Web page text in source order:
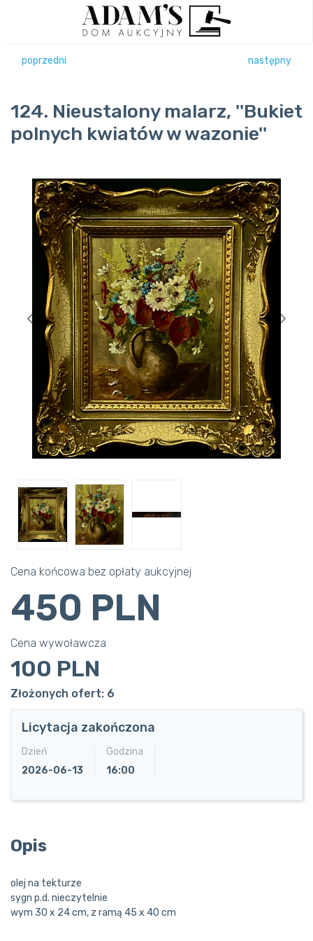
poprzedni następny
124. Nieustalony malarz, ''Bukiet
polnych kwiatów w wazonie''
Previous Next
Cena końcowa bez opłaty aukcyjnej
450 PLN
Cena wywoławcza
100 PLN
Złożonych ofert: 6
Licytacja zakończona
Dzień
2026-06-13
Godzina
16:00
Opis
olej na tekturze
sygn p.d. nieczytelnie
wym 30 x 24 cm, z ramą 45 x 40 cm